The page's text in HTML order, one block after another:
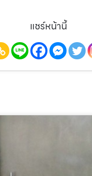
แชร์หน้านี้